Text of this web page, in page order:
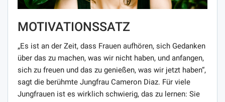
MOTIVATIONSSATZ
„Es ist an der Zeit, dass Frauen aufhören, sich Gedanken
über das zu machen, was wir nicht haben, und anfangen,
sich zu freuen und das zu genießen, was wir jetzt haben“,
sagt die berühmte Jungfrau Cameron Diaz. Für viele
Jungfrauen ist es wirklich schwierig, das zu lernen: Sie